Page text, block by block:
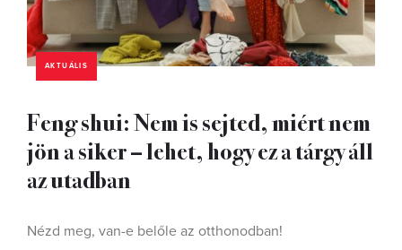
AKTUÁLIS
Feng shui: Nem is sejted, miért nem
jön a siker – lehet, hogy ez a tárgy áll
az utadban
Nézd meg, van-e belőle az otthonodban!